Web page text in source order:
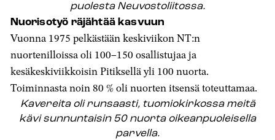
puolesta Neuvostoliitossa.
Nuorisotyö räjähtää kasvuun
Vuonna 1975 pelkästään keskiviikon NT:n
nuortenilloissa oli 100–150 osallistujaa ja
kesäkeskiviikkoisin Pitiksellä yli 100 nuorta.
Toiminnasta noin 80 % oli nuorten itsensä toteuttamaa.
Kavereita oli runsaasti, tuomiokirkossa meitä
kävi sunnuntaisin 50 nuorta oikeanpuoleisella
parvella.